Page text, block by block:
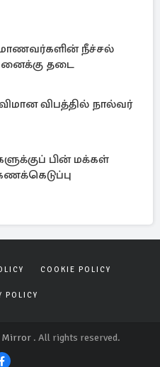
நீச்சல்
தடை
விமான விபத்தில் நால்வர்
பின் மக்கள்
COOKIE POLICY
POLICY
Mirror. All rights reserved.